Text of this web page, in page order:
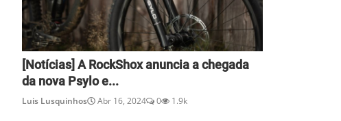
[Notícias] A RockShox anuncia a chegada
da nova Psylo e...
Luis Lusquinhos Abr 16, 2024 0 1.9k